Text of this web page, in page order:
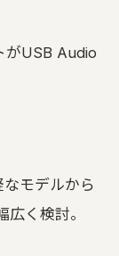
がUSB Audio
モデルから
く検討。